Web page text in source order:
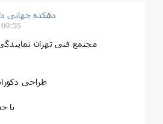
دهکده جهانی
09:55
✅مجتمع فنی تهران
طراحی